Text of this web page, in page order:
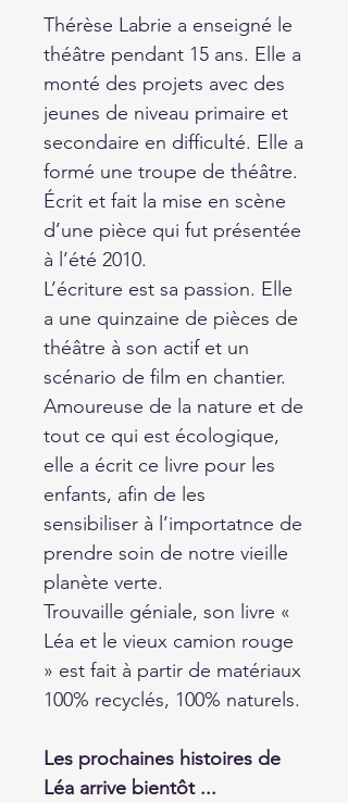
Thérèse Labrie a enseigné le
théâtre pendant 15 ans. Elle a
monté des projets avec des
jeunes de niveau primaire et
secondaire en difficulté. Elle a
formé une troupe de théâtre.
Écrit et fait la mise en scène
d’une pièce qui fut présentée
à l’été 2010.
L’écriture est sa passion. Elle
a une quinzaine de pièces de
théâtre à son actif et un
scénario de film en chantier.
Amoureuse de la nature et de
tout ce qui est écologique,
elle a écrit ce livre pour les
enfants, afin de les
sensibiliser à l’importatnce de
prendre soin de notre vieille
planète verte.
Trouvaille géniale, son livre «
Léa et le vieux camion rouge
» est fait à partir de matériaux
100% recyclés, 100% naturels.
Les prochaines histoires de
Léa arrive bientôt ...